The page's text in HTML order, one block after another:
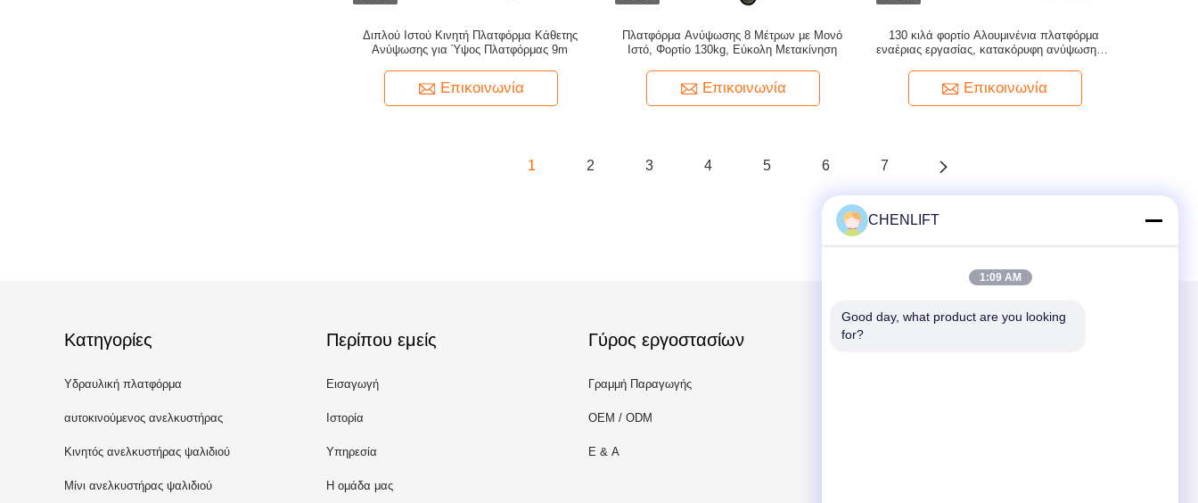
Διπλού Ιστού Κινητή Πλατφόρμα Κάθετης
Ανύψωσης για Ύψος Πλατφόρμας 9m
Επικοινωνία
Πλατφόρμα Ανύψωσης 8 Μέτρων με Μονό
Ιστό, Φορτίο 130kg, Εύκολη Μετακίνηση
Επικοινωνία
130 κιλά φορτίο Αλουμινένια πλατφόρμα
εναέριας εργασίας, κατακόρυφη ανύψωση με
Επικοινωνία
1 2 3 4 5 6 7
Κατηγορίες
Υδραυλική πλατφόρμα
ανύψωσης
αυτοκινούμενος ανελκυστήρας
ψαλιδιού
Κινητός ανελκυστήρας ψαλιδιού
Μίνι ανελκυστήρας ψαλιδιού
Περίπου εμείς
Εισαγωγή
Ιστορία
Υπηρεσία
Η ομάδα μας
Γύρος εργοστασίων
Γραμμή Παραγωγής
OEM / ODM
Ε & Α
Στείλτε μας μήνυμα
CHENLIFT
1:09 AM
Good day, what product are you looking
for?